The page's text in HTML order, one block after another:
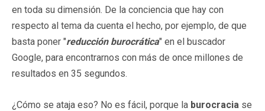
en toda su dimensión. De la conciencia que hay con
respecto al tema da cuenta el hecho, por ejemplo, de que
basta poner "reducción burocrática" en el buscador
Google, para encontrarnos con más de once millones de
resultados en 35 segundos.
¿Cómo se ataja eso? No es fácil, porque la burocracia se